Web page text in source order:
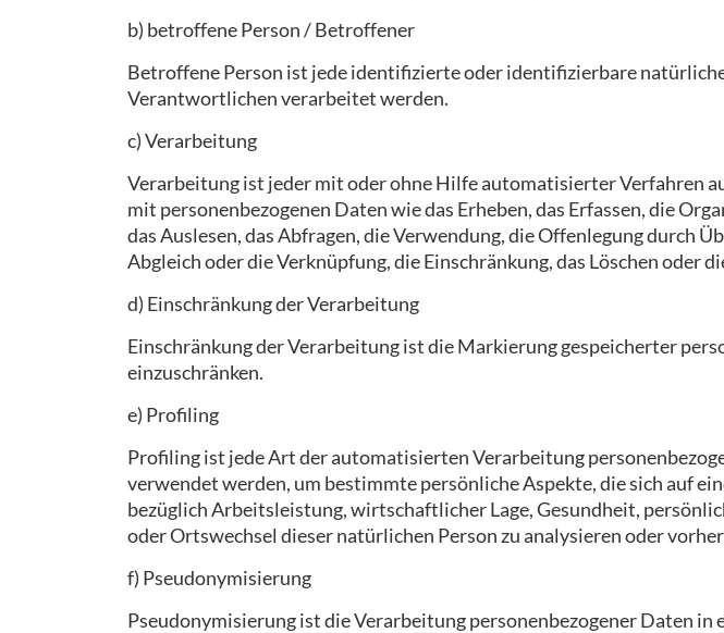
b) betroffene Person / Betroffener
Betroffene Person ist jede identifizierte oder identifizierbare
Verantwortlichen verarbeitet werden.
c) Verarbeitung
Verarbeitung ist jeder mit oder ohne Hilfe automatisierter Verfahren
mit personenbezogenen Daten wie das Erheben, das Erfassen, die
das Auslesen, das Abfragen, die Verwendung, die Offenlegung durch
Abgleich oder die Verknüpfung, die Einschränkung, das Löschen oder
d) Einschränkung der Verarbeitung
Einschränkung der Verarbeitung ist die Markierung gespeicherter
einzuschränken.
e) Profiling
Profiling ist jede Art der automatisierten Verarbeitung
verwendet werden, um bestimmte persönliche Aspekte, die sich auf
bezüglich Arbeitsleistung, wirtschaftlicher Lage, Gesundheit,
oder Ortswechsel dieser natürlichen Person zu analysieren oder
f) Pseudonymisierung
Pseudonymisierung ist die Verarbeitung personenbezogener Daten in